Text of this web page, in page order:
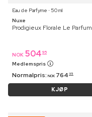
Eau de Parfyme ⋅ 50 ml
Nuxe
Prodigieux Florale Le Parfum
NOK 504 95
Medlemspris
Normalpris: NOK 764 95
KJØP